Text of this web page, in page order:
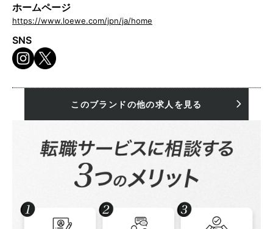
ホームページ
https://www.loewe.com/jpn/ja/home
SNS
このブランドの他の求人を見る